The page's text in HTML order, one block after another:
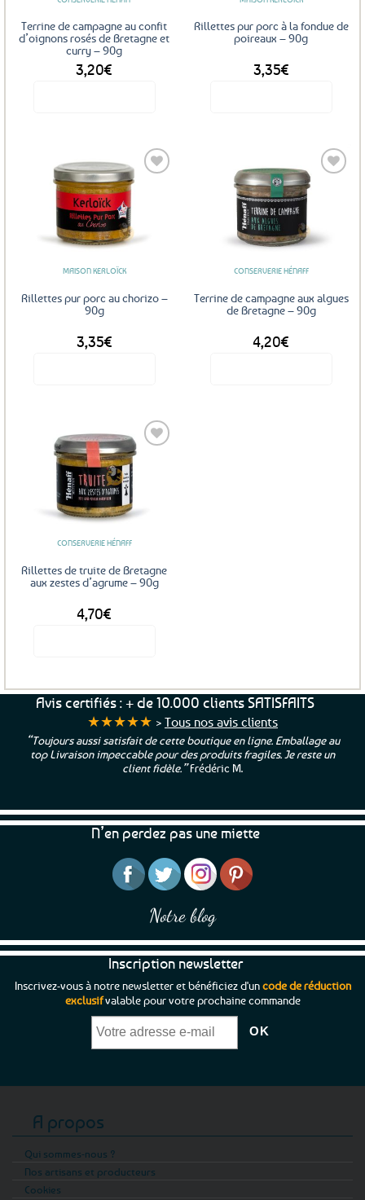
Terrine de campagne au confit
d’oignons rosés de Bretagne et
curry – 90g
3,20€
Rillettes pur porc à la fondue de
poireaux – 90g
3,35€
MAISON KERLOÏCK
Rillettes pur porc au chorizo –
90g
3,35€
favoris
CONSERVERIE HÉNAFF
Terrine de campagne aux algues
de Bretagne – 90g
4,20€
CONSERVERIE HÉNAFF
Rillettes de truite de Bretagne
aux zestes d’agrume – 90g
4,70€
Avis certifiés : + de 10.000 clients SATISFAITS
★★★★★ > Tous nos avis clients
“Toujours aussi satisfait de cette boutique en ligne. Emballage au
top Livraison impeccable pour des produits fragiles. Je reste un
client fidèle.”Frédéric M.
N’en perdez pas une miette
Notre blog
Inscription newsletter
Inscrivez-vous à notre newsletter et bénéficiez d'uncode de réduction
exclusifvalable pour votre prochaine commande
A propos
Qui sommes-nous ?
Nos artisans et producteurs
Cookies